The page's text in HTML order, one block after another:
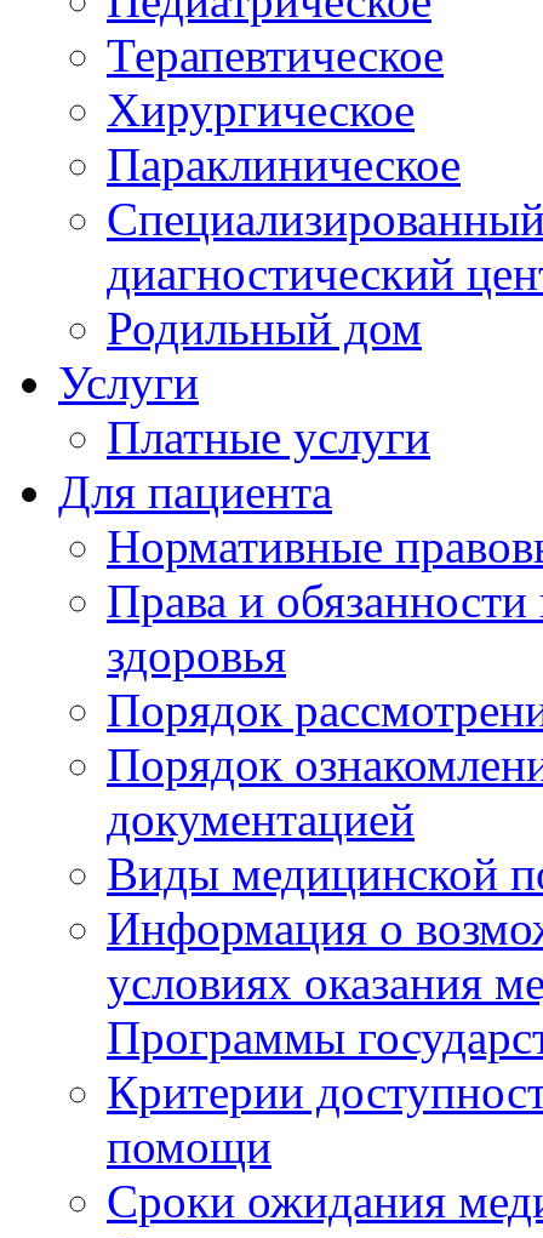
Терапевтическое
Хирургическое
Параклиническое
диагностический
Родильный дом
Услуги
Платные услуги
Для пациента
Нормативные
Права и
здоровья
Порядок
Порядок
документацией
Виды медицинской
Информация о
условиях оказания
Программы
Критерии
помощи
Сроки ожидания